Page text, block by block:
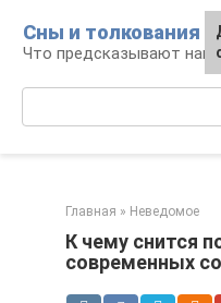
контенту
Сны и толкования
Что предсказывают нам
Главная » Неведомое
К чему снится
современных